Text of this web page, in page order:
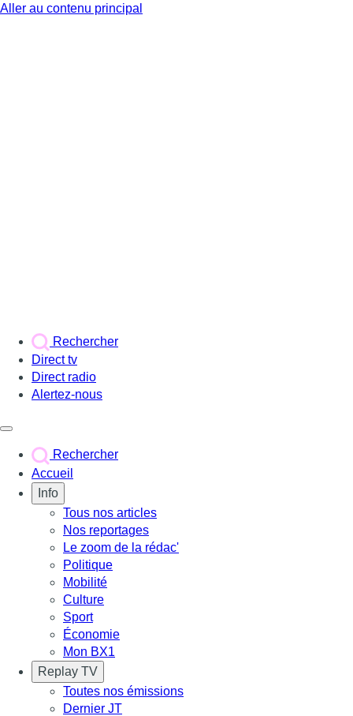
Aller au contenu principal
Rechercher
Direct tv
Direct radio
Alertez-nous
Rechercher
Accueil
Info
Tous nos articles
Nos reportages
Le zoom de la rédac'
Politique
Mobilité
Culture
Sport
Économie
Mon BX1
Replay TV
Toutes nos émissions
Dernier JT